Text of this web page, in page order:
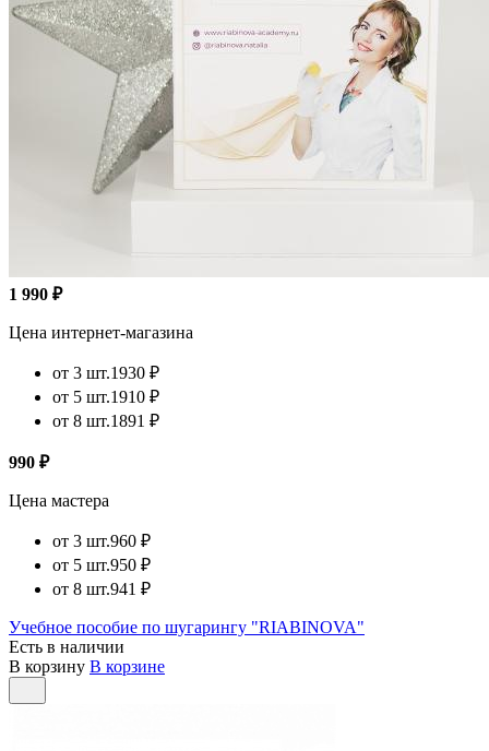
1 990 ₽
Цена интернет-магазина
от 3 шт.1930 ₽
от 5 шт.1910 ₽
от 8 шт.1891 ₽
990 ₽
Цена мастера
от 3 шт.960 ₽
от 5 шт.950 ₽
от 8 шт.941 ₽
Учебное пособие по шугарингу "RIABINOVA"
Есть в наличии
В корзину В корзине